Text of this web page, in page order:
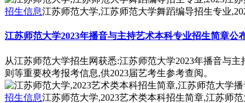
招生信息江苏师范大学,江苏师范大学舞蹈编导招生专业
江苏师范大学2023年播音与主持艺术本科专业招生简章公
从江苏师范大学招生网获悉:江苏师范大学2023年播音与
则等重要校考报考信息,供2023届艺考生参考查阅。
招生信息江苏师范大学,2023艺术类本科招生简章,江苏师